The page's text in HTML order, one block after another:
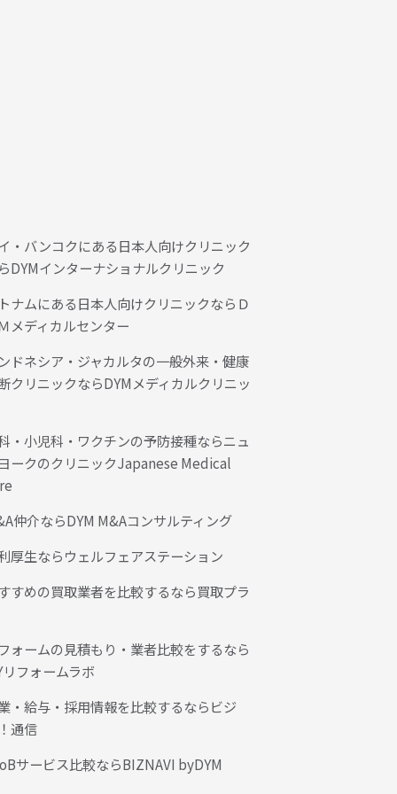
・バンコクにある日本人向けクリニック
DYMインターナショナルクリニック
ナムにある日本人向けクリニックならＤ
メディカルセンター
ドネシア・ジャカルタの一般外来・健康
クリニックならDYMメディカルクリニッ
・小児科・ワクチンの予防接種ならニュ
ークのクリニックJapanese Medical
仲介ならDYM M&Aコンサルティング
厚生ならウェルフェアステーション
すめの買取業者を比較するなら買取プラ
ォームの見積もり・業者比較をするなら
リフォームラボ
・給与・採用情報を比較するならビジ
通信
サービス比較ならBIZNAVI byDYM